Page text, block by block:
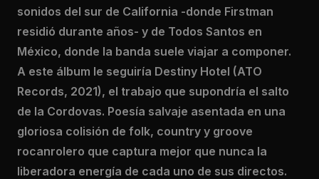
sonidos del sur de California -donde Firstman
residió durante años- y de Todos Santos en
México, donde la banda suele viajar a componer.
A este álbum le seguiría Destiny Hotel (ATO
Records, 2021), el trabajo que supondría el salto
de la Cordovas. Poesía salvaje asentada en una
gloriosa colisión de folk, country y groove
rocanrolero que captura mejor que nunca la
liberadora energía de cada uno de sus directos.